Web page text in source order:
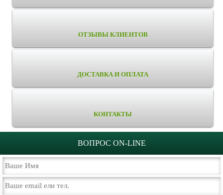
ОТЗЫВЫ КЛИЕНТОВ
ДОСТАВКА И ОПЛАТА
КОНТАКТЫ
ВОПРОС ON-LINE